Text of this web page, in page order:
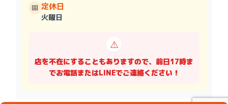
📅 定休日
火曜日
⚠️
店を不在にすることもありますので、前日17時ま
でお電話またはLINEでご連絡ください！